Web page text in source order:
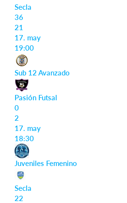
Secla
36
21
17. may
19:00
Sub 12 Avanzado
Pasión Futsal
0
2
17. may
18:30
Juveniles Femenino
Secla
22